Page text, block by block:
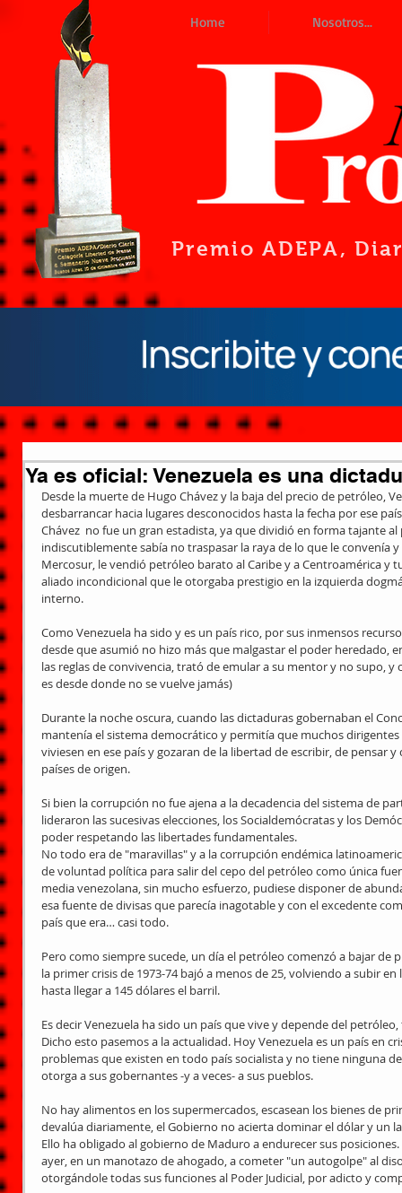
Home Nosotros...
Premio ADEPA,
Ya es oficial: Venezuela es una
Desde la muerte de Hugo Chávez y la baja del precio de petróleo,
desbarrancar hacia lugares desconocidos hasta la fecha por ese
Chávez  no fue un gran estadista, ya que dividió en forma tajante
indiscutiblemente sabía no traspasar la raya de lo que le convenía
Mercosur, le vendió petróleo barato al Caribe y a Centroamérica y
aliado incondicional que le otorgaba prestigio en la izquierda
interno.
Como Venezuela ha sido y es un país rico, por sus inmensos
desde que asumió no hizo más que malgastar el poder heredado,
las reglas de convivencia, trató de emular a su mentor y no supo,
es desde donde no se vuelve jamás)
Durante la noche oscura, cuando las dictaduras gobernaban el
mantenía el sistema democrático y permitía que muchos
viviesen en ese país y gozaran de la libertad de escribir, de pensar
países de origen.
Si bien la corrupción no fue ajena a la decadencia del sistema de
lideraron las sucesivas elecciones, los Socialdemócratas y los
poder respetando las libertades fundamentales.
No todo era de "maravillas" y a la corrupción endémica
de voluntad política para salir del cepo del petróleo como única
media venezolana, sin mucho esfuerzo, pudiese disponer de
esa fuente de divisas que parecía inagotable y con el excedente
país que era… casi todo.
Pero como siempre sucede, un día el petróleo comenzó a bajar de
la primer crisis de 1973-74 bajó a menos de 25, volviendo a subir
hasta llegar a 145 dólares el barril.
Es decir Venezuela ha sido un país que vive y depende del
Dicho esto pasemos a la actualidad. Hoy Venezuela es un país en
problemas que existen en todo país socialista y no tiene ninguna
otorga a sus gobernantes -y a veces- a sus pueblos.
No hay alimentos en los supermercados, escasean los bienes de
devalúa diariamente, el Gobierno no acierta dominar el dólar y un
Ello ha obligado al gobierno de Maduro a endurecer sus
ayer, en un manotazo de ahogado, a cometer "un autogolpe" al
otorgándole todas sus funciones al Poder Judicial, por adicto y